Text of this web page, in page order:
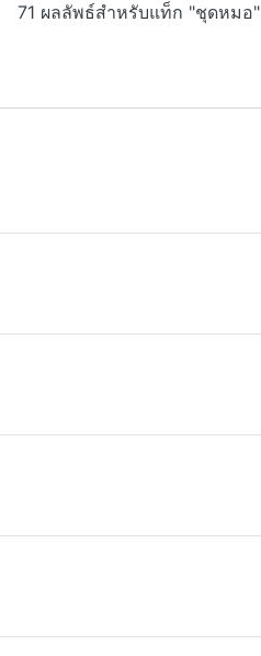
71 ผลลัพธ์สำหรับแท็ก "ชุดหมอ"